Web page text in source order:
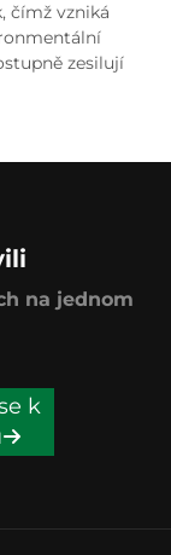
čímž vzniká
zesilují
na jednom
k